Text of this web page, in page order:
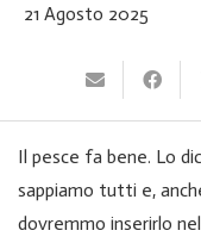
21 Agosto 2025
Il pesce fa bene. Lo
sappiamo tutti e,
dovremmo inserirlo